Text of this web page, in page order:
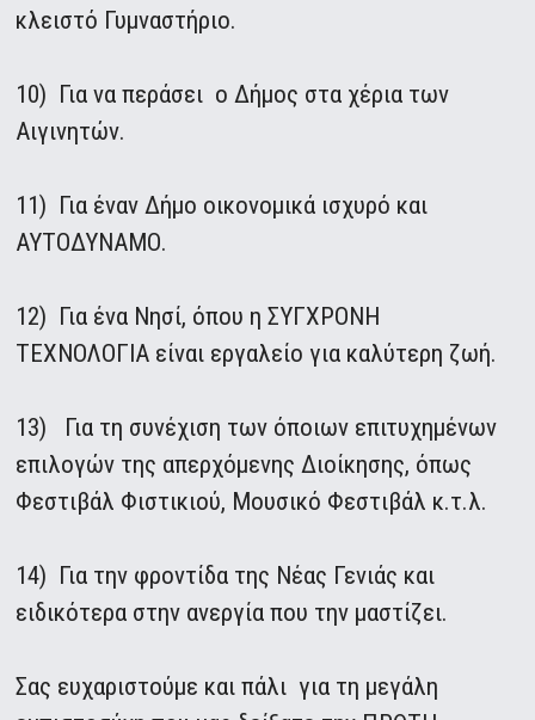
κλειστό Γυμναστήριο.
10) Για να περάσει ο Δήμος στα χέρια των
Αιγινητών.
11) Για έναν Δήμο οικονομικά ισχυρό και
ΑΥΤΟΔΥΝΑΜΟ.
12) Για ένα Νησί, όπου η ΣΥΓΧΡΟΝΗ
ΤΕΧΝΟΛΟΓΙΑ είναι εργαλείο για καλύτερη ζωή.
13) Για τη συνέχιση των όποιων επιτυχημένων
επιλογών της απερχόμενης Διοίκησης, όπως
Φεστιβάλ Φιστικιού, Μουσικό Φεστιβάλ κ.τ.λ.
14) Για την φροντίδα της Νέας Γενιάς και
ειδικότερα στην ανεργία που την μαστίζει.
Σας ευχαριστούμε και πάλι για τη μεγάλη